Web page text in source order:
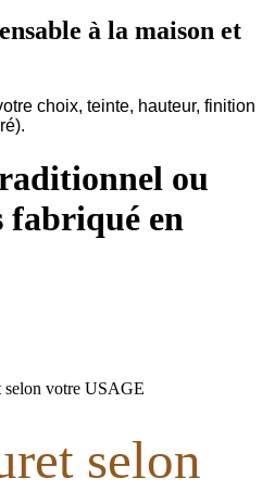
à la maison et
choix, teinte, hauteur, finition
ou
fabriqué en
selon votre USAGE
selon